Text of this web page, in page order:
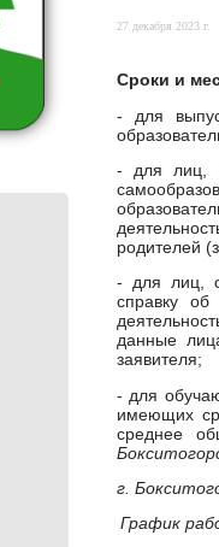
27 декабря 2023 г.
Сроки и
- для
- для лиц,
родителей
- для лиц,
справку об
данные
заявителя;
- для
имеющих
среднее
г.
График